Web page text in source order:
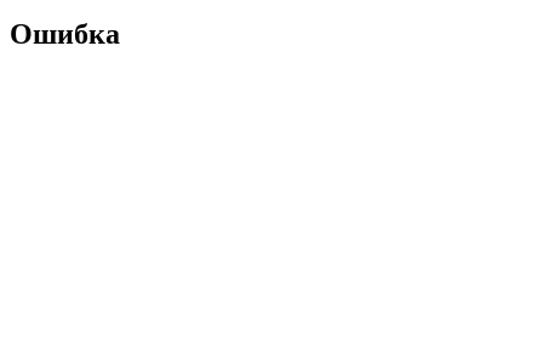
Ошибка